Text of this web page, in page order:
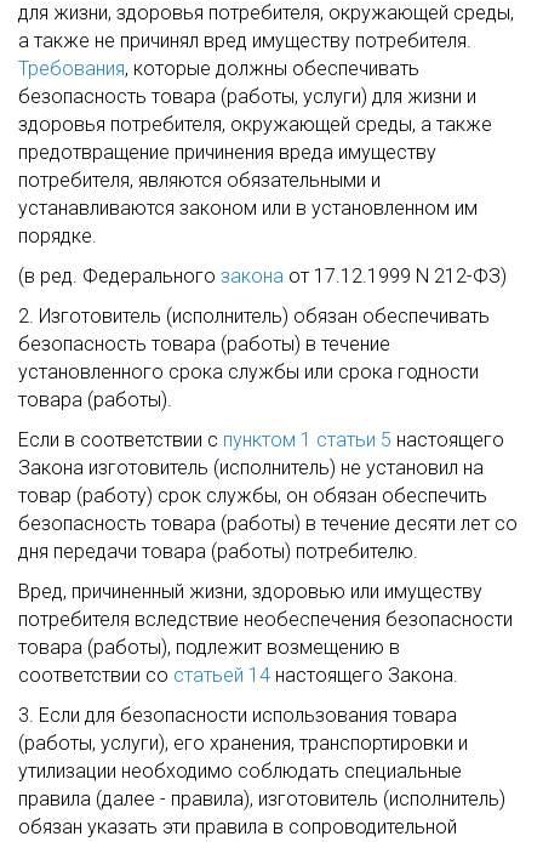
для жизни, здоровья потребителя, окружающей среды,
а также не причинял вред имуществу потребителя.
Требования, которые должны обеспечивать
безопасность товара (работы, услуги) для жизни и
здоровья потребителя, окружающей среды, а также
предотвращение причинения вреда имуществу
потребителя, являются обязательными и
устанавливаются законом или в установленном им
порядке.
(в ред. Федерального закона от 17.12.1999 N 212-ФЗ)
2. Изготовитель (исполнитель) обязан обеспечивать
безопасность товара (работы) в течение
установленного срока службы или срока годности
товара (работы).
Если в соответствии с пунктом 1 статьи 5 настоящего
Закона изготовитель (исполнитель) не установил на
товар (работу) срок службы, он обязан обеспечить
безопасность товара (работы) в течение десяти лет со
дня передачи товара (работы) потребителю.
Вред, причиненный жизни, здоровью или имуществу
потребителя вследствие необеспечения безопасности
товара (работы), подлежит возмещению в
соответствии со статьей 14 настоящего Закона.
3. Если для безопасности использования товара
(работы, услуги), его хранения, транспортировки и
утилизации необходимо соблюдать специальные
правила (далее - правила), изготовитель (исполнитель)
обязан указать эти правила в сопроводительной